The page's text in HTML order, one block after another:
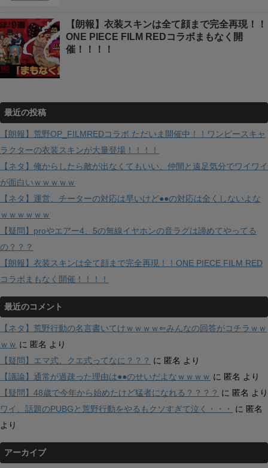
【朗報】衣装スキンは全て顔まで完全再現！！
ONE PIECE FILM REDコラボまもなく開
催！！！！
最近の投稿
【朗報】荒野OP_FILMREDコラボ ただいま開催中！！ワンピースキャ
ラクターの衣装スキンが大量登場！！！！
【ネタ】俺からしたら敵が出なくてもいい、仲間と遠足気分でワイワイ
が面白いｗｗｗｗｗ
【ネタ】運営、チーターの対応は早いけど●●の対応は全くしないよな
ｗｗｗｗｗｗ
【疑問】proやエアー4、5の無線イヤホンの音ラグは諦めてやってる
の？？？
【朗報】衣装スキンは全て顔まで完全再現！！ONE PIECE FILM RED
コラボまもなく開催！！！！
最近のコメント
【ネタ】荒野行動の名言書いてけｗｗｗｗ⇐みんなの回答がコチラｗｗ
ｗｗ に 匿名 より
【疑問】エマ式、クエ式ってなに？？？ に 匿名 より
【議論】通常が過疎った理由は●●のせいだよなｗｗｗｗ に 匿名 より
【疑問】48歳で今年から始めたけど猛者になれる？？？？ に 匿名 より
ワイ、話題のPUBGと荒野行動をやるもクソすぎて泣く・・・
に 匿名
より
アーカイブ